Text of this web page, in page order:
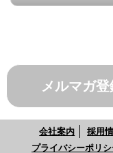
メルマガ登
会社案内 採用
プライバシーポリ